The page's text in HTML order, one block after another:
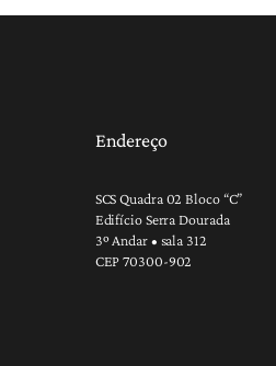
Endereço
SCS Quadra 02 Bloco “C”
Edifício Serra Dourada
3º Andar • sala 312
CEP 70300-902